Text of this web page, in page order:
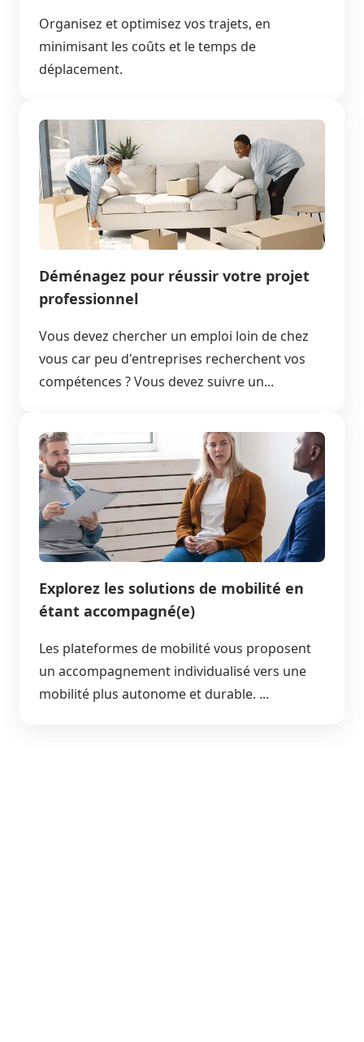
Organisez et optimisez vos trajets, en
minimisant les coûts et le temps de
déplacement.
Déménagez pour réussir votre projet
professionnel
Vous devez chercher un emploi loin de chez
vous car peu d'entreprises recherchent vos
compétences ? Vous devez suivre un...
Explorez les solutions de mobilité en
étant accompagné(e)
Les plateformes de mobilité vous proposent
un accompagnement individualisé vers une
mobilité plus autonome et durable. ...